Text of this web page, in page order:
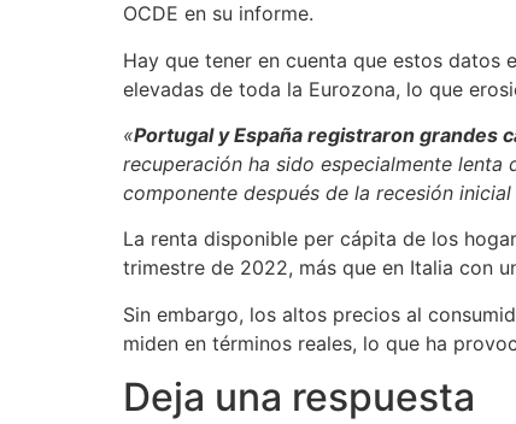
OCDE en su informe.
Hay que tener en cuenta que estos datos
elevadas de toda la Eurozona, lo que
«Portugal y España registraron grandes
recuperación ha sido especialmente lenta
componente después de la recesión
La renta disponible per cápita de los
trimestre de 2022, más que en Italia con
Sin embargo, los altos precios al
miden en términos reales, lo que ha
Deja una respuesta